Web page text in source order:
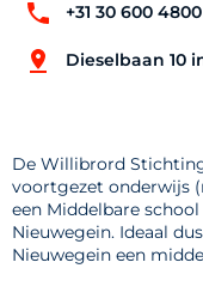
+31 30 600 4800
Dieselbaan 10
De Willibrord
voortgezet onderwijs
een Middelbare
Nieuwegein. Ideaal
Nieuwegein een